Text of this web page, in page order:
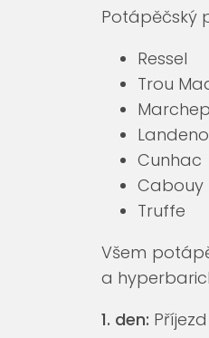
Potápěčský
Ressel
Trou
Cunhac
Cabouy
Truffe
Všem
a
1. den: